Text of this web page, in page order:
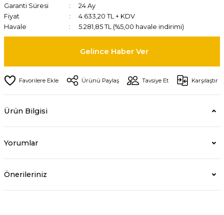
Garanti Süresi
24 Ay
Fiyat
4.633,20 TL + KDV
Havale
5.281,85 TL (%5,00 havale indirimi)
Gelince Haber Ver
Ürünü Paylaş Tavsiye Et Karşılaştır
Ürün Bilgisi
Yorumlar
Önerileriniz